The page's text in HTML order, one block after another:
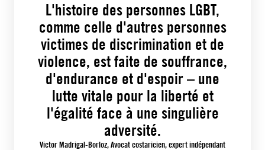
L'histoire des personnes LGBT,
comme celle d'autres personnes
victimes de discrimination et de
violence, est faite de souffrance,
d'endurance et d'espoir – une
lutte vitale pour la liberté et
l'égalité face à une singulière
adversité.
Victor Madrigal-Borloz, Avocat costaricien, expert indépendant